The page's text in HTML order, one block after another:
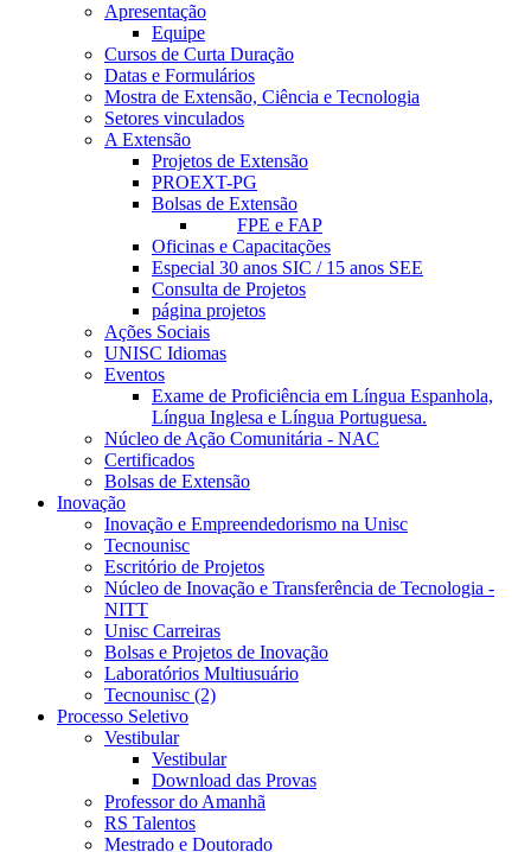
Apresentação
Equipe
Cursos de Curta Duração
Datas e Formulários
Mostra de Extensão, Ciência e Tecnologia
Setores vinculados
A Extensão
Projetos de Extensão
PROEXT-PG
Bolsas de Extensão
FPE e FAP
Oficinas e Capacitações
Especial 30 anos SIC / 15 anos SEE
Consulta de Projetos
página projetos
Ações Sociais
UNISC Idiomas
Eventos
Exame de Proficiência em Língua Espanhola,
Língua Inglesa e Língua Portuguesa.
Núcleo de Ação Comunitária - NAC
Certificados
Bolsas de Extensão
Inovação
Inovação e Empreendedorismo na Unisc
Tecnounisc
Escritório de Projetos
Núcleo de Inovação e Transferência de Tecnologia -
NITT
Unisc Carreiras
Bolsas e Projetos de Inovação
Laboratórios Multiusuário
Tecnounisc (2)
Processo Seletivo
Vestibular
Vestibular
Download das Provas
Professor do Amanhã
RS Talentos
Mestrado e Doutorado